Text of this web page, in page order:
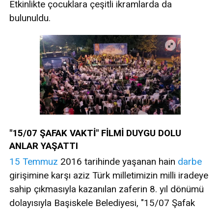
Etkinlikte çocuklara çeşitli ikramlarda da
bulunuldu.
"15/07 ŞAFAK VAKTİ" FİLMİ DUYGU DOLU
ANLAR YAŞATTI
15 Temmuz 2016 tarihinde yaşanan hain darbe
girişimine karşı aziz Türk milletimizin milli iradeye
sahip çıkmasıyla kazanılan zaferin 8. yıl dönümü
dolayısıyla Başiskele Belediyesi, "15/07 Şafak